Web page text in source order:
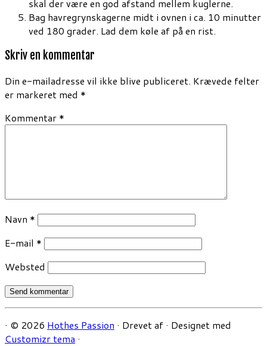
skal der være en god afstand mellem kuglerne.
Bag havregrynskagerne midt i ovnen i ca. 10 minutter
ved 180 grader. Lad dem køle af på en rist.
Skriv en kommentar
Din e-mailadresse vil ikke blive publiceret. Krævede felter
er markeret med *
Kommentar *
Navn *
E-mail *
Websted
· © 2026 Hothes Passion · Drevet af · Designet med
Customizr tema ·